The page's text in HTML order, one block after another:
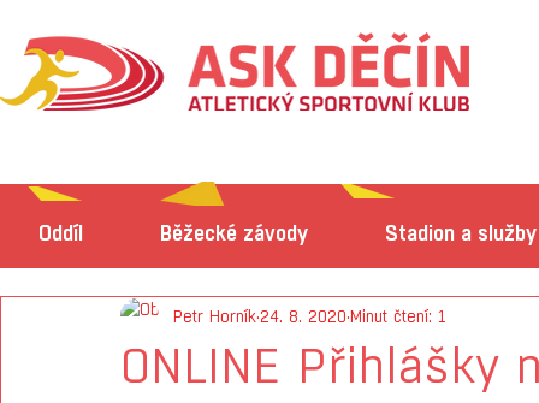
Oddíl Běžecké závody Stadion a služby
ONLINE Přihlášky
Petr Horník 24. 8. 2020 Minut čtení: 1